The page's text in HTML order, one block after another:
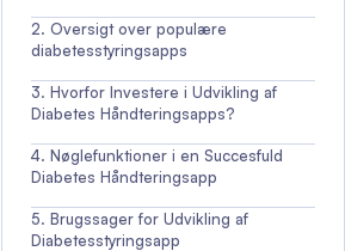
Oversigt over populære
diabetesstyringsapps
Hvorfor Investere i Udvikling af
Diabetes Håndteringsapps?
Nøglefunktioner i en Succesfuld
Diabetes Håndteringsapp
Brugssager for Udvikling af
Diabetesstyringsapp